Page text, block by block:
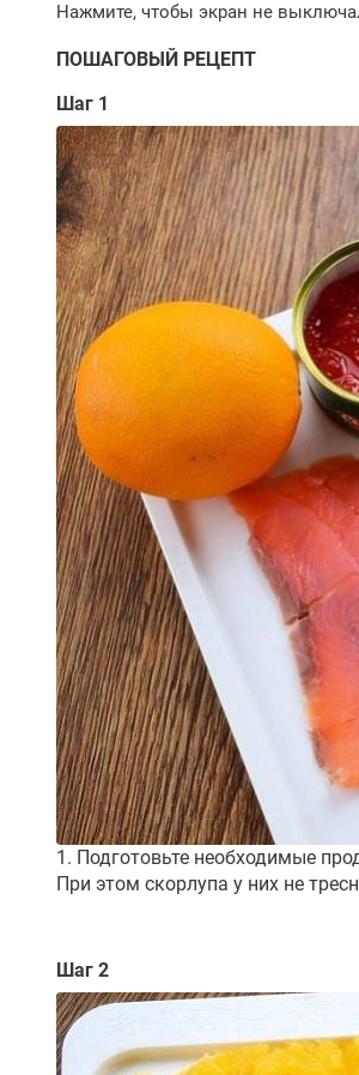
ПОШАГОВЫЙ РЕЦЕПТ
Шаг 1
1. Подготовьте необходимые
При этом скорлупа у них не
Шаг 2